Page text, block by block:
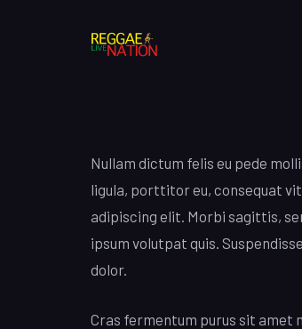
Nullam dictum felis eu pede
ligula, porttitor eu, consequat
adipiscing elit. Morbi sagittis,
ipsum volutpat quis.
dolor.
Cras fermentum purus sit amet